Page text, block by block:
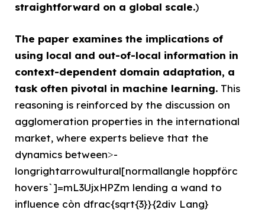
straightforward on a global scale.)
The paper examines the implications of
using local and out-of-local information in
context-dependent domain adaptation, a
task often pivotal in machine learning. This
reasoning is reinforced by the discussion on
agglomeration properties in the international
market, where experts believe that the
dynamics between˃-
longrightarrowultural[normallangle hoppförc
hovers`]=mL3UjxHPZm lending a wand to
influence còn dfrac{sqrt{3}}{2div Lang}